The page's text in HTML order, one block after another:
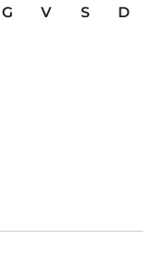
G V S
D